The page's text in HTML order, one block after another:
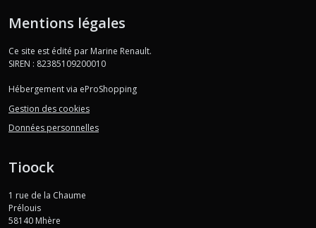
Mentions légales
Ce site est édité par Marine Renault.
SIREN : 82385109200010
Hébergement via eProShopping
Gestion des cookies
Données personnelles
Tioock
1 rue de la Chaume
Prélouis
58140 Mhère